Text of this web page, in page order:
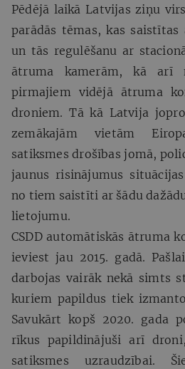
Pēdējā laikā Latvijas ziņu
parādās tēmas, kas
un tās regulēšanu ar
ātruma kamerām, kā arī
pirmajiem vidējā ātruma
droniem. Tā kā Latvija
zemākajām vietām
satiksmes drošības jomā,
jaunus risinājumus
no tiem saistīti ar šādu
lietojumu.
CSDD automātiskās ātruma
ieviest jau 2015. gadā.
darbojas vairāk nekā simts
kuriem papildus tiek
Savukārt kopš 2020. gada
rīkus papildinājuši arī
satiksmes uzraudzībai.